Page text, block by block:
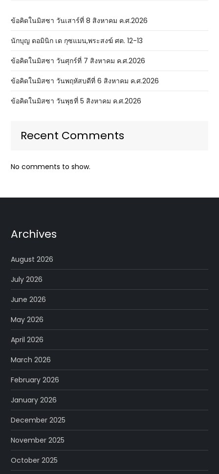
ข้อคิดในมิสซา วันเสาร์ที่ 8 สิงหาคม ค.ศ.2026
นักบุญ ดอมินิก เด กุซแมน,พระสงฆ์ ศต. 12-13
ข้อคิดในมิสซา วันศุกร์ที่ 7 สิงหาคม ค.ศ.2026
ข้อคิดในมิสซา วันพฤหัสบดีที่ 6 สิงหาคม ค.ศ.2026
ข้อคิดในมิสซา วันพุธที่ 5 สิงหาคม ค.ศ.2026
Recent Comments
No comments to show.
Archives
August 2026
July 2026
June 2026
May 2026
April 2026
March 2026
February 2026
January 2026
December 2025
November 2025
October 2025